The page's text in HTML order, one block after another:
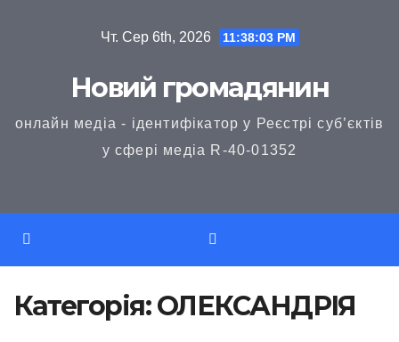
Чт. Сер 6th, 2026 11:38:03 PM
Новий громадянин
онлайн медіа - ідентифікатор у Реєстрі суб’єктів
у сфері медіа R-40-01352
Категорія:ОЛЕКСАНДРІЯ